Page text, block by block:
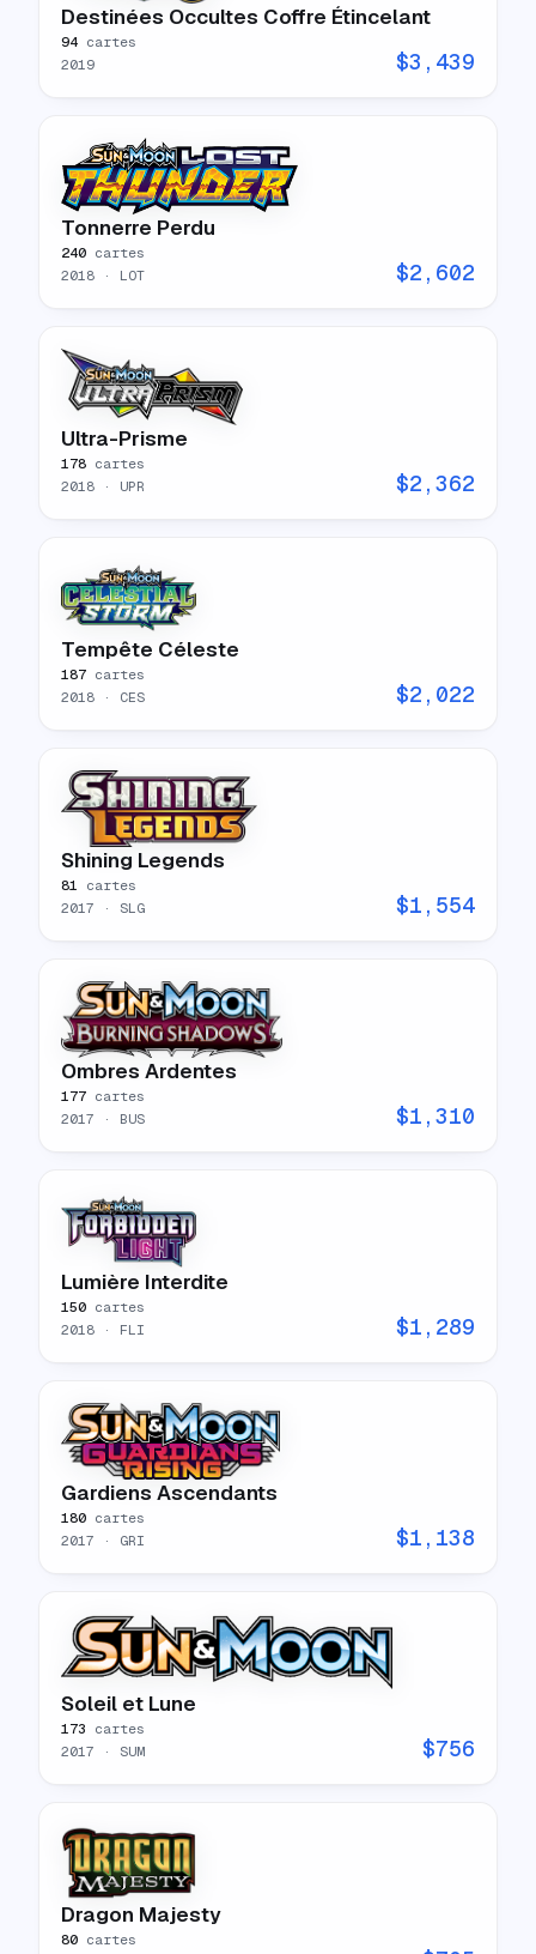
Destinées Occultes Coffre Étincelant
94 cartes
2019
$3,439
Tonnerre Perdu
240 cartes
2018 · LOT $2,602
Ultra-Prisme
178 cartes
2018 · UPR $2,362
Tempête Céleste
187 cartes
2018 · CES $2,022
Shining Legends
81 cartes
2017 · SLG $1,554
Ombres Ardentes
177 cartes
2017 · BUS $1,310
Lumière Interdite
150 cartes
2018 · FLI $1,289
Gardiens Ascendants
180 cartes
2017 · GRI $1,138
Soleil et Lune
173 cartes
2017 · SUM $756
Dragon Majesty
80 cartes